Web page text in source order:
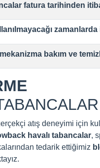
fatura tarihinden
bakım ve
atış deneyimi için
havalı tabancalar,
tedarik ettiğimiz